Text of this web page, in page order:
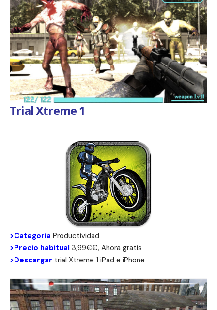
Trial Xtreme 1
>Categoria Productividad
>Precio habitual 3,99€€, Ahora gratis
>Descargar trial Xtreme 1 iPad e iPhone